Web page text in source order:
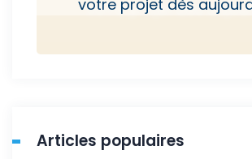
votre projet dès
Articles populaires